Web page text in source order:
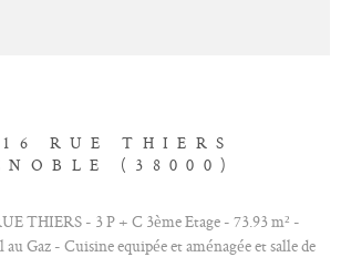
RUE THIERS
(38000)
THIERS - 3 P + C 3ème Etage - 73.93 m² -
Gaz - Cuisine equipée et aménagée et salle de